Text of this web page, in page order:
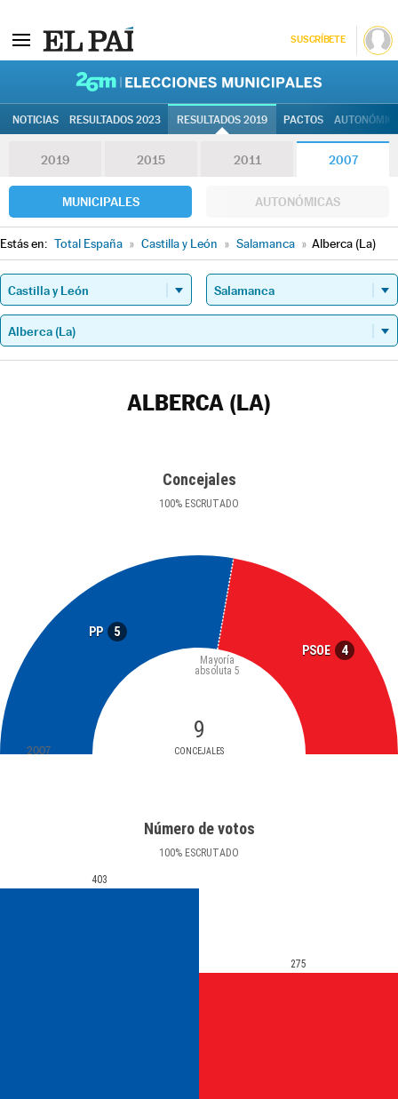
SUSCRÍBETE
NOTICIAS RESULTADOS 2023 RESULTADOS 2019 PACTOS
2019 2015 2011 2007
MUNICIPALES AUTONÓMICAS
Estás en: Total España » Castilla y León » Salamanca » Alberca (La)
ALBERCA (LA)
Concejales
100% ESCRUTADO
PP 5
PSOE 4
9
CONCEJALES
Mayoría
absoluta 5
2007
Número de votos
100% ESCRUTADO
403
275